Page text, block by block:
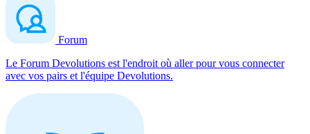
Forum
Le Forum Devolutions est l'endroit où aller pour vous connecter
avec vos pairs et l'équipe Devolutions.